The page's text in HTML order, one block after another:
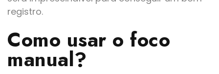
registro.
Como usar o foco
manual?